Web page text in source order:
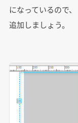
になっているので
追加しましょう。